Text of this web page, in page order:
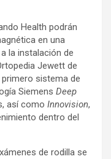
Health podrán
en una
la instalación de
Jewett de
primero sistema de
Siemens Deep
así como Innovision,
dentro del
de rodilla se